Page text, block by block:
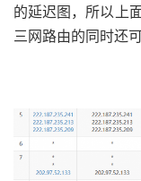
的延迟图，所以上
三网路由的同时还